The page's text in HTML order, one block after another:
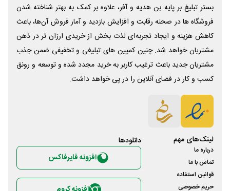
بستر تبلیغ بر پایه بن هدیه و آفر، علاوه بر کمک به بهتر شناخته شدن
فروشگاه ها در صحنه رقابت و افزایش بازدید و آمار فروش آن‌ها، باعث
کاهش هزینه و ایجاد تجربه‌ای لذت بخش از خریدی ارزان تر در ذهن
مشتریان خواهد شد. چنین کمپین های تبلیغی و تخفیفی ضمن جذب
مشتریان جدید باعث ترغیب کاربر به خرید مجدد شده و توسعه و رونق
کسب و کار در فضای آنلاین را در پی خواهد داشت.
لینک‌های مهم
درباره ما
تماس با ما
قوانین استفاده
حریم خصوصی
دانلود‌ها
افزونه فایرفاکس